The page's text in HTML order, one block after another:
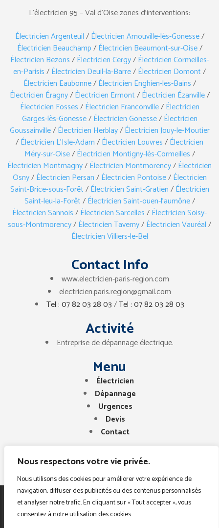
Nous respectons votre vie privée.
Nous utilisons des cookies pour améliorer votre expérience de
navigation, diffuser des publicités ou des contenus personnalisés
et analyser notre trafic. En cliquant sur « Tout accepter », vous
consentez à notre utilisation des cookies.
L’électricien 95 – Val d’Oise zones d’interventions:
Électricien Argenteuil/Électricien Arnouville-lès-Gonesse/
Électricien Beauchamp/Électricien Beaumont-sur-Oise/
Électricien Bezons/Électricien Cergy/Électricien Cormeilles-
en-Parisis/Électricien Deuil-la-Barre/Électricien Domont/
Électricien Eaubonne/Électricien Enghien-les-Bains/
Électricien Éragny/Électricien Ermont/Électricien Ézanville/
Électricien Fosses/Électricien Franconville/Électricien
Garges-lès-Gonesse/Électricien Gonesse/Électricien
Goussainville/Électricien Herblay/Électricien Jouy-le-Moutier
/Électricien L’Isle-Adam/Électricien Louvres/Électricien
Méry-sur-Oise/Électricien Montigny-lès-Cormeilles/
Électricien Montmagny/Électricien Montmorency/Électricien
Osny/Électricien Persan/Électricien Pontoise/Électricien
Saint-Brice-sous-Forêt/Électricien Saint-Gratien/Électricien
Saint-leu-la-Forêt/Électricien Saint-ouen-l’aumône/
Électricien Sannois/Électricien Sarcelles/Électricien Soisy-
sous-Montmorency/Électricien Taverny/Électricien Vauréal/
Électricien Villiers-le-Bel
Contact Info
www.electricien-paris-region.com
electricien.paris.region@gmail.com
Tel : 07 82 03 28 03/Tel : 07 82 03 28 03
Activité
Entreprise de dépannage électrique.
Menu
Électricien
Dépannage
Urgences
Devis
Contact
Copyright © 2025. Tous droits réservés. Electricien
Paris Region